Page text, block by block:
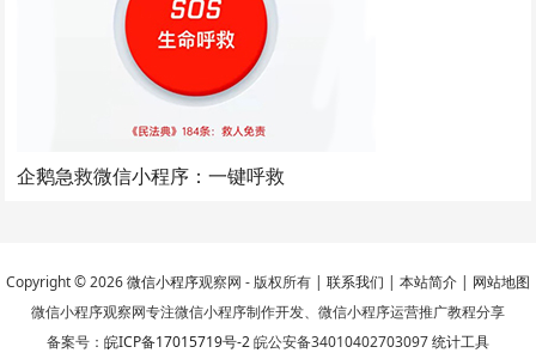
企鹅急救微信小程序：一键呼救
Copyright © 2026微信小程序观察网 - 版权所有 | 联系我们 | 本站简介 | 网站地图
微信小程序观察网专注微信小程序制作开发、微信小程序运营推广教程分享
备案号： 皖ICP备17015719号-2皖公安备34010402703097统计工具